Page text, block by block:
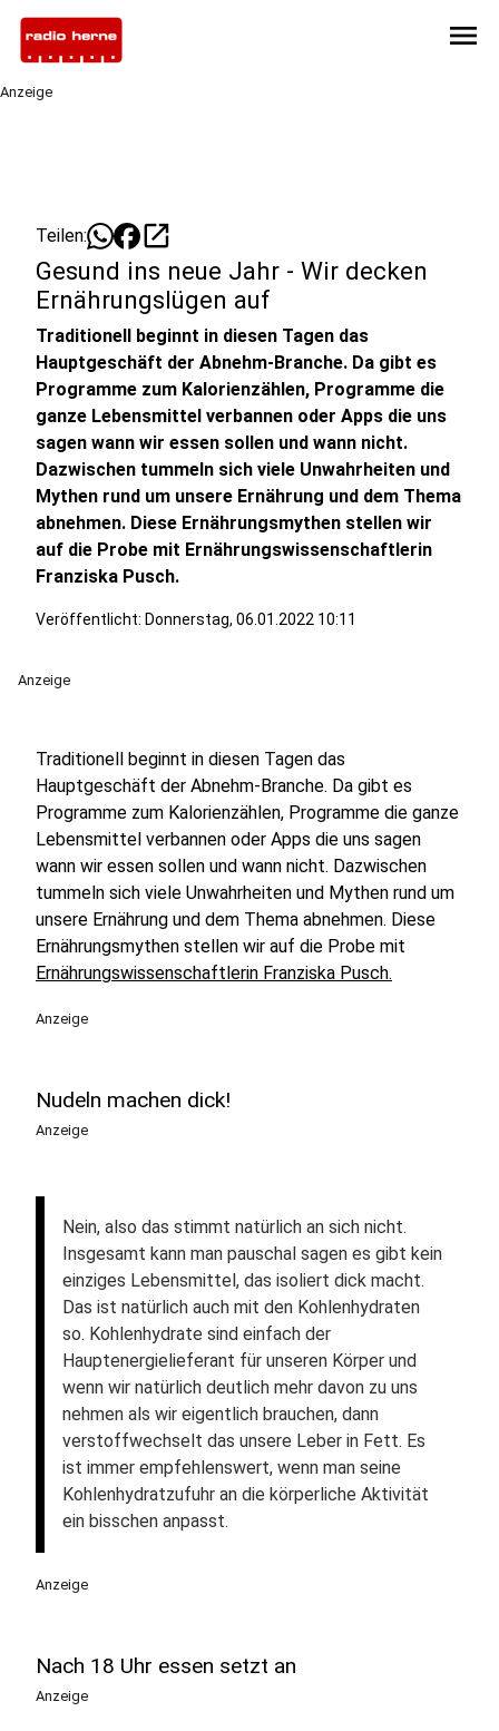
menu
Anzeige
Teilen: open_in_new
Gesund ins neue Jahr - Wir decken
Ernährungslügen auf
Traditionell beginnt in diesen Tagen das
Hauptgeschäft der Abnehm-Branche. Da gibt es
Programme zum Kalorienzählen, Programme die
ganze Lebensmittel verbannen oder Apps die uns
sagen wann wir essen sollen und wann nicht.
Dazwischen tummeln sich viele Unwahrheiten und
Mythen rund um unsere Ernährung und dem Thema
abnehmen. Diese Ernährungsmythen stellen wir
auf die Probe mit Ernährungswissenschaftlerin
Franziska Pusch.
Veröffentlicht: Donnerstag, 06.01.2022 10:11
Anzeige
Traditionell beginnt in diesen Tagen das
Hauptgeschäft der Abnehm-Branche. Da gibt es
Programme zum Kalorienzählen, Programme die ganze
Lebensmittel verbannen oder Apps die uns sagen
wann wir essen sollen und wann nicht. Dazwischen
tummeln sich viele Unwahrheiten und Mythen rund um
unsere Ernährung und dem Thema abnehmen. Diese
Ernährungsmythen stellen wir auf die Probe mit
Ernährungswissenschaftlerin Franziska Pusch.
Anzeige
Nudeln machen dick!
Anzeige
Nein, also das stimmt natürlich an sich nicht.
Insgesamt kann man pauschal sagen es gibt kein
einziges Lebensmittel, das isoliert dick macht.
Das ist natürlich auch mit den Kohlenhydraten
so. Kohlenhydrate sind einfach der
Hauptenergielieferant für unseren Körper und
wenn wir natürlich deutlich mehr davon zu uns
nehmen als wir eigentlich brauchen, dann
verstoffwechselt das unsere Leber in Fett. Es
ist immer empfehlenswert, wenn man seine
Kohlenhydratzufuhr an die körperliche Aktivität
ein bisschen anpasst.
Anzeige
Nach 18 Uhr essen setzt an
Anzeige